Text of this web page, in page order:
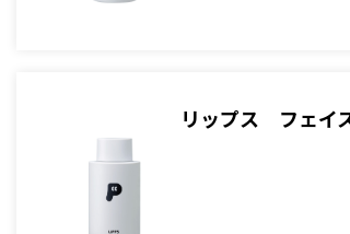
リップス フェイ